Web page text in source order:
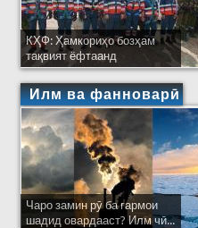
КҲФ: Ҳамкориҳо бозҳам
тақвият ёфтаанд
Илм ва фанноварӣ
Чаро замин рӯ ба гармои
шадид овардааст? Илм чӣ...